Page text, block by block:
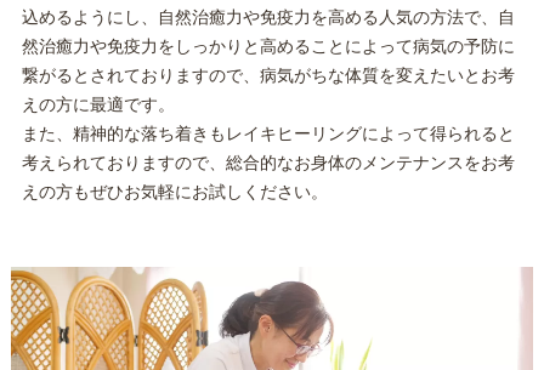
込めるようにし、自然治癒力や免疫力を高める人気の方法で、自
然治癒力や免疫力をしっかりと高めることによって病気の予防に
繋がるとされておりますので、病気がちな体質を変えたいとお考
えの方に最適です。
また、精神的な落ち着きもレイキヒーリングによって得られると
考えられておりますので、総合的なお身体のメンテナンスをお考
えの方もぜひお気軽にお試しください。